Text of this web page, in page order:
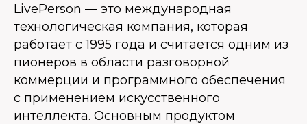
LivePerson — это международная
технологическая компания, которая
работает с 1995 года и считается одним из
пионеров в области разговорной
коммерции и программного обеспечения
с применением искусственного
интеллекта. Основным продуктом